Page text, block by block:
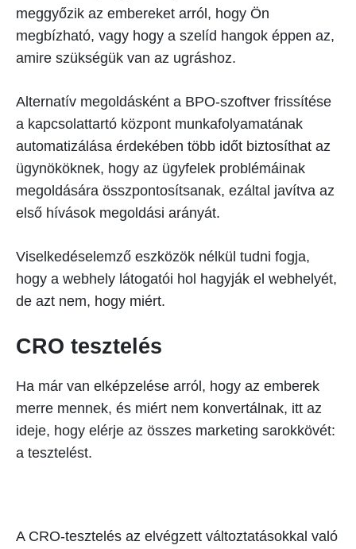
meggyőzik az embereket arról, hogy Ön
megbízható, vagy hogy a szelíd hangok éppen az,
amire szükségük van az ugráshoz.
Alternatív megoldásként a BPO-szoftver frissítése
a kapcsolattartó központ munkafolyamatának
automatizálása érdekében több időt biztosíthat az
ügynököknek, hogy az ügyfelek problémáinak
megoldására összpontosítsanak, ezáltal javítva az
első hívások megoldási arányát.
Viselkedéselemző eszközök nélkül tudni fogja,
hogy a webhely látogatói hol hagyják el webhelyét,
de azt nem, hogy miért.
CRO tesztelés
Ha már van elképzelése arról, hogy az emberek
merre mennek, és miért nem konvertálnak, itt az
ideje, hogy elérje az összes marketing sarokkövét:
a tesztelést.
A CRO-tesztelés az elvégzett változtatásokkal való